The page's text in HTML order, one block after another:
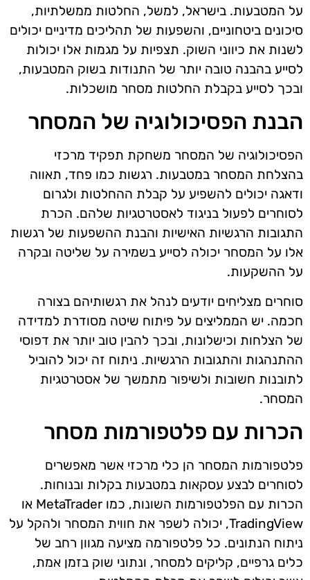
על המטבעות. בישראל, למשל, החלטות ממשלתיות,
סיכונים ביטחוניים, והשפעות של תהליכים מדיניים יכולים
לשנות את כיווני השוק. תצפיות על מגמות אלו יכולות
לסייע בהבנה טובה יותר של התנודות בשוק המטבעות,
ובכך לסייע בקבלת החלטות מסחר מושכלות.
הבנת הפסיכולוגיה של המסחר
הפסיכולוגיה של המסחר משחקת תפקיד מרכזי
בהצלחת המסחר במטבעות. רגשות כמו פחד, תאווה
ודאגה יכולים להשפיע על קבלת ההחלטות ולגרום
לסוחרים לפעול בניגוד לאסטרטגיות שלהם. הכרת
התגובות הרגשיות האישיות והבנת ההשפעות של רגשות
אלו על המסחר יכולה לסייע בשמירה על שליטה ובקרה
על ההשקעות.
סוחרים מצליחים יודעים לנהל את רגשותיהם בצורה
חכמה. יש הממליצים על פיתוח שיטה מסודרת למדידה
של הצלחות וכישלונות, ובכך להבין טוב יותר את דפוסי
ההתנהגות והתגובות הרגשיות. ניתוח זה יכול להוביל
לתובנות חשובות ולשיפור מתמשך של אסטרטגיות
המסחר.
הכרות עם פלטפורמות מסחר
פלטפורמות המסחר הן כלי מרכזי אשר מאפשרים
לסוחרים לבצע עסקאות במטבעות בקלות ובנוחות.
הכרות עם הפלטפורמות השונות, כמו MetaTrader או
TradingView, יכולה לשפר את חווית המסחר ולהקל על
ניתוח הנתונים. כל פלטפורמה מציעה מגוון רחב של
כלים גרפיים, קליקים למסחר, ונתוני שוק בזמן אמת,